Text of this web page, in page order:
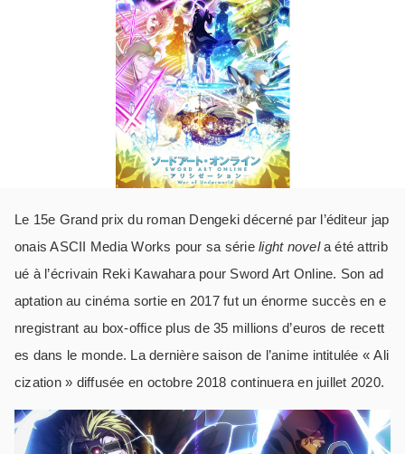
Le 15e Grand prix du roman Dengeki décerné par l’éditeur jap
onais ASCII Media Works pour sa sérielight novela été attrib
ué à l’écrivain Reki Kawahara pour Sword Art Online. Son ad
aptation au cinéma sortie en 2017 fut un énorme succès en e
nregistrant au box-office plus de 35 millions d’euros de recett
es dans le monde. La dernière saison de l’anime intitulée « Ali
cization » diffusée en octobre 2018 continuera en juillet 2020.